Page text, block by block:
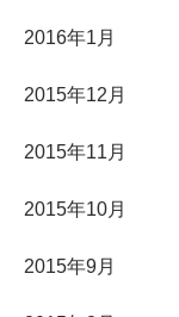
2016年1月
2015年12月
2015年11月
2015年10月
2015年9月